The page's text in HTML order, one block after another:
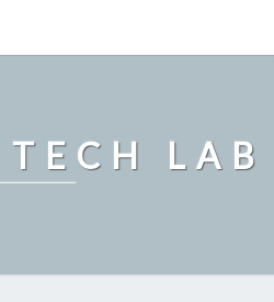
TECH LAB